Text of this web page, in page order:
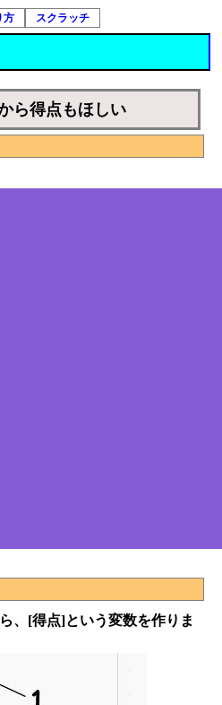
方 スクラッチ
ら得点もほしい
、[得点]という変数を作りま